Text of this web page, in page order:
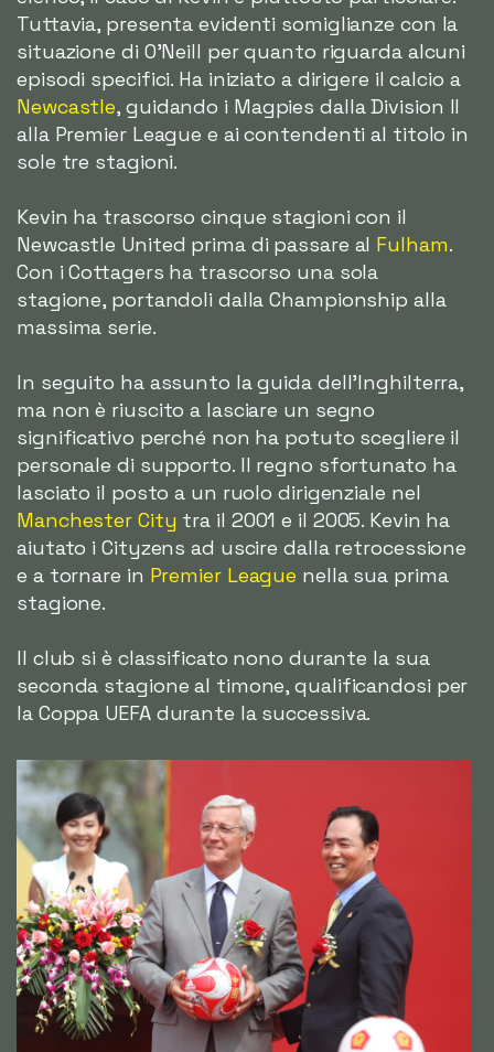
Tuttavia, presenta evidenti somiglianze con la
situazione di O'Neill per quanto riguarda alcuni
episodi specifici. Ha iniziato a dirigere il calcio a
Newcastle, guidando i Magpies dalla Division II
alla Premier League e ai contendenti al titolo in
sole tre stagioni.
Kevin ha trascorso cinque stagioni con il
Newcastle United prima di passare al Fulham.
Con i Cottagers ha trascorso una sola
stagione, portandoli dalla Championship alla
massima serie.
In seguito ha assunto la guida dell'Inghilterra,
ma non è riuscito a lasciare un segno
significativo perché non ha potuto scegliere il
personale di supporto. Il regno sfortunato ha
lasciato il posto a un ruolo dirigenziale nel
Manchester City tra il 2001 e il 2005. Kevin ha
aiutato i Cityzens ad uscire dalla retrocessione
e a tornare in Premier League nella sua prima
stagione.
Il club si è classificato nono durante la sua
seconda stagione al timone, qualificandosi per
la Coppa UEFA durante la successiva.